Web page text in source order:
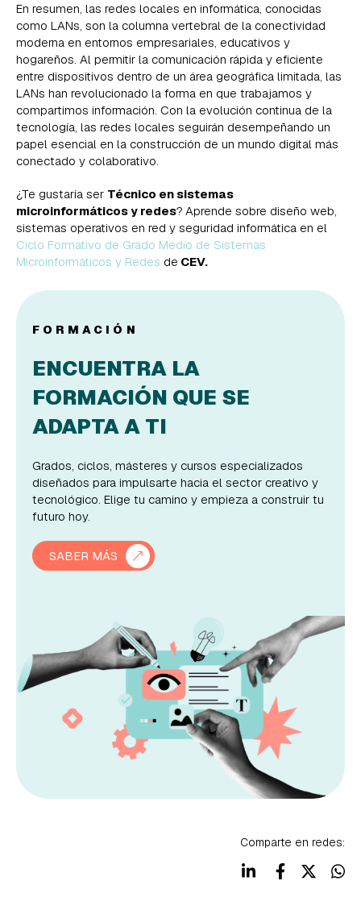
En resumen, las redes locales en informática, conocidas
como LANs, son la columna vertebral de la conectividad
moderna en entornos empresariales, educativos y
hogareños. Al permitir la comunicación rápida y eficiente
entre dispositivos dentro de un área geográfica limitada, las
LANs han revolucionado la forma en que trabajamos y
compartimos información. Con la evolución continua de la
tecnología, las redes locales seguirán desempeñando un
papel esencial en la construcción de un mundo digital más
conectado y colaborativo.
¿Te gustaría ser Técnico en sistemas
microinformáticos y redes? Aprende sobre diseño web,
sistemas operativos en red y seguridad informática en el
Ciclo Formativo de Grado Medio de Sistemas
Microinformáticos y Redes de CEV.
FORMACIÓN
ENCUENTRA LA
FORMACIÓN QUE SE
ADAPTA A TI
Grados, ciclos, másteres y cursos especializados
diseñados para impulsarte hacia el sector creativo y
tecnológico. Elige tu camino y empieza a construir tu
futuro hoy.
SABER MÁS
Comparte en redes: